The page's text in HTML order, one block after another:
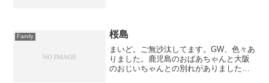
てきたかとおもったら、...
Family 桜島
まいど。ご無沙汰してます。GW、色々あ
りました。鹿児島のおばあちゃんと大阪
のおじいちゃんとの別れがありました。